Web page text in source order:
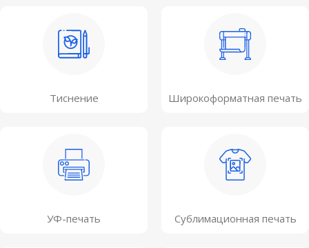
Тиснение Широкоформатная печать
УФ-печать Сублимационная печать